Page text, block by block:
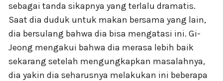
sebagai tanda sikapnya yang terlalu dramatis.
Saat dia duduk untuk makan bersama yang lain,
dia bersulang bahwa dia bisa mengatasi ini. Gi-
Jeong mengakui bahwa dia merasa lebih baik
sekarang setelah mengungkapkan masalahnya,
dia yakin dia seharusnya melakukan ini beberapa